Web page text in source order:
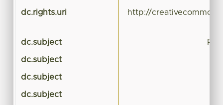
dc.rights.uri http://
dc.subject
dc.subject
dc.subject
dc.subject